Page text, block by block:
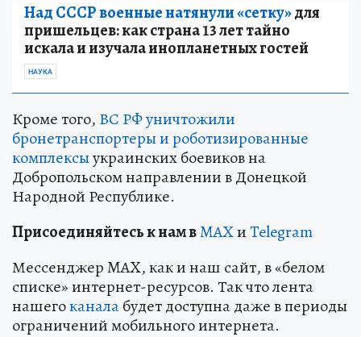
Над СССР военные натянули «сетку»для
пришельцев: как страна 13 лет тайно
искала и изучала инопланетных гостей
НАУКА
Кроме того, ВС РФ уничтожили
бронетранспортеры и роботизированные
комплексыукраинских боевиков на
Добропольском направлении в Донецкой
Народной Республике.
Присоединяйтесь к нам вMAXиTelegram
Мессенджер MAX, как и наш сайт, в «белом
списке» интернет-ресурсов. Так что лента
нашегоканалабудет доступна даже в периоды
ограничений мобильного интернета.